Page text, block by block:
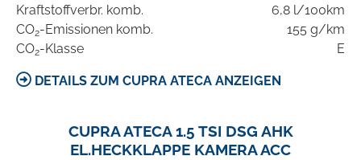
Kraftstoffverbr. komb.
6,8 l/100km
CO2-Emissionen komb.
155 g/km
CO2-Klasse E
DETAILS ZUM CUPRA ATECA ANZEIGEN
CUPRA ATECA 1.5 TSI DSG AHK
EL.HECKKLAPPE KAMERA ACC